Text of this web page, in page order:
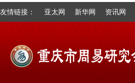
友情链接： 亚太网 新华网 资讯网